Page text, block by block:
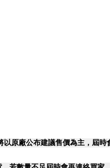
原廠公布建議售價為主，屆